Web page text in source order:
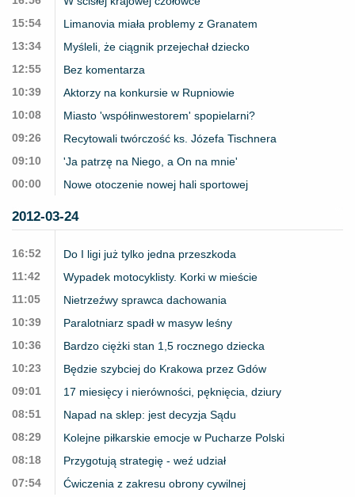
15:54
Limanovia miała problemy z Granatem
13:34
Myśleli, że ciągnik przejechał dziecko
12:55
Bez komentarza
10:39
Aktorzy na konkursie w Rupniowie
10:08
Miasto 'współinwestorem' spopielarni?
09:26
Recytowali twórczość ks. Józefa Tischnera
09:10
'Ja patrzę na Niego, a On na mnie'
00:00
Nowe otoczenie nowej hali sportowej
2012-03-24
16:52
Do I ligi już tylko jedna przeszkoda
11:42
Wypadek motocyklisty. Korki w mieście
11:05
Nietrzeźwy sprawca dachowania
10:39
Paralotniarz spadł w masyw leśny
10:36
Bardzo ciężki stan 1,5 rocznego dziecka
10:23
Będzie szybciej do Krakowa przez Gdów
09:01
17 miesięcy i nierówności, pęknięcia, dziury
08:51
Napad na sklep: jest decyzja Sądu
08:29
Kolejne piłkarskie emocje w Pucharze Polski
08:18
Przygotują strategię - weź udział
07:54
Ćwiczenia z zakresu obrony cywilnej